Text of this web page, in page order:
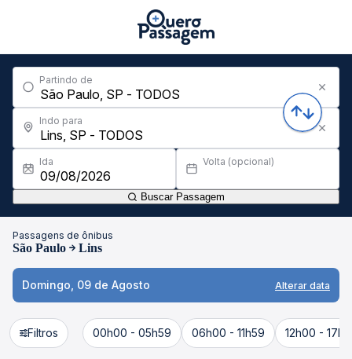
Partindo de
Indo para
Ida Volta (opcional)
Buscar Passagem
Passagens de ônibus
São Paulo Lins
Domingo, 09 de Agosto Alterar data
Filtros 00h00 - 05h59 06h00 - 11h59 12h00 -